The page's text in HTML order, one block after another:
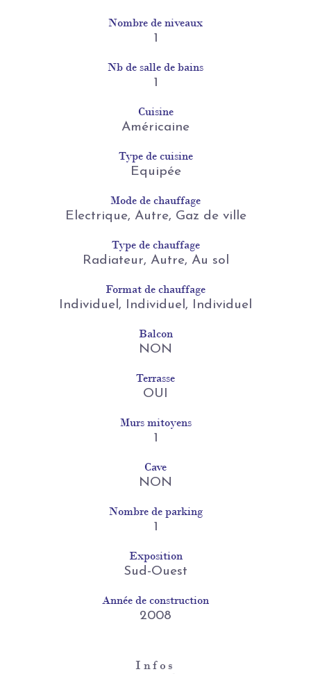
Nombre de niveaux
1
Nb de salle de bains
1
Cuisine
Américaine
Type de cuisine
Equipée
Mode de chauffage
Electrique, Autre, Gaz de ville
Type de chauffage
Radiateur, Autre, Au sol
Format de chauffage
Individuel, Individuel, Individuel
Balcon
NON
Terrasse
OUI
Murs mitoyens
1
Cave
NON
Nombre de parking
1
Exposition
Sud-Ouest
Année de construction
2008
Infos